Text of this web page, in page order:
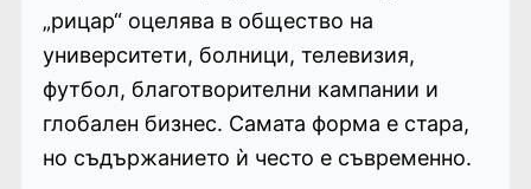
„рицар“ оцелява в общество на
университети, болници, телевизия,
футбол, благотворителни кампании и
глобален бизнес. Самата форма е стара,
но съдържанието ѝ често е съвременно.